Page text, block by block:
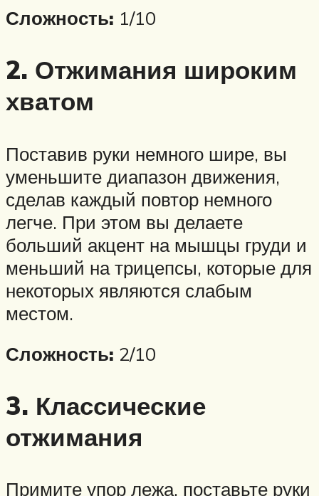
Сложность: 1/10
2. Отжимания широким
хватом
Поставив руки немного шире, вы
уменьшите диапазон движения,
сделав каждый повтор немного
легче. При этом вы делаете
больший акцент на мышцы груди и
меньший на трицепсы, которые для
некоторых являются слабым
местом.
Сложность: 2/10
3. Классические
отжимания
Примите упор лежа, поставьте руки